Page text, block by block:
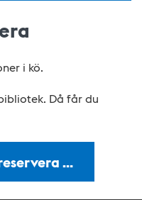
i kö.
Då får du
…